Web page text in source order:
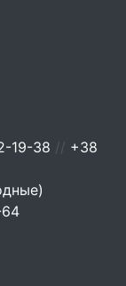
19-38 // +38